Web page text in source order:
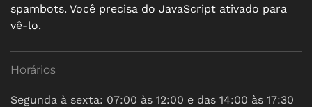
spambots. Você precisa do JavaScript ativado para
vê-lo.
Horários
Segunda à sexta: 07:00 às 12:00 e das 14:00 às 17:30